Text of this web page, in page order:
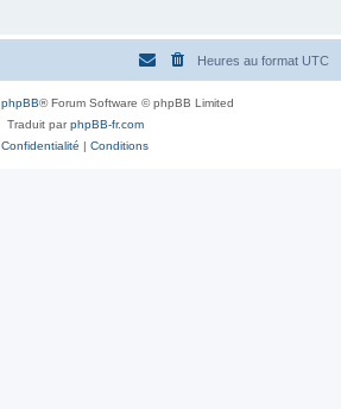
Heures au format UTC
phpBB® Forum Software © phpBB Limited
Traduit parphpBB-fr.com
Confidentialité | Conditions